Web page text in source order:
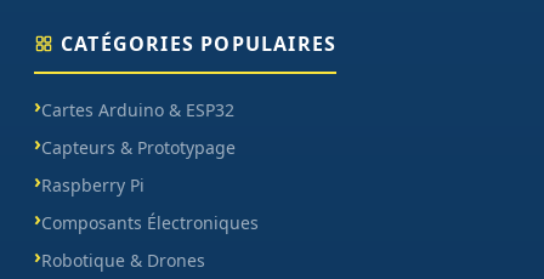
CATÉGORIES POPULAIRES
Cartes Arduino & ESP32
Capteurs & Prototypage
Raspberry Pi
Composants Électroniques
Robotique & Drones